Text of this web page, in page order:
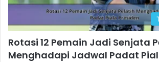
Rotasi 12 Pemain Jadi Senjata
Menghadapi Jadwal Padat